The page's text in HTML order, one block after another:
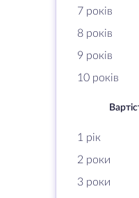
7 років
8 років
9 років
10 років
1 рік
2 роки
3 роки